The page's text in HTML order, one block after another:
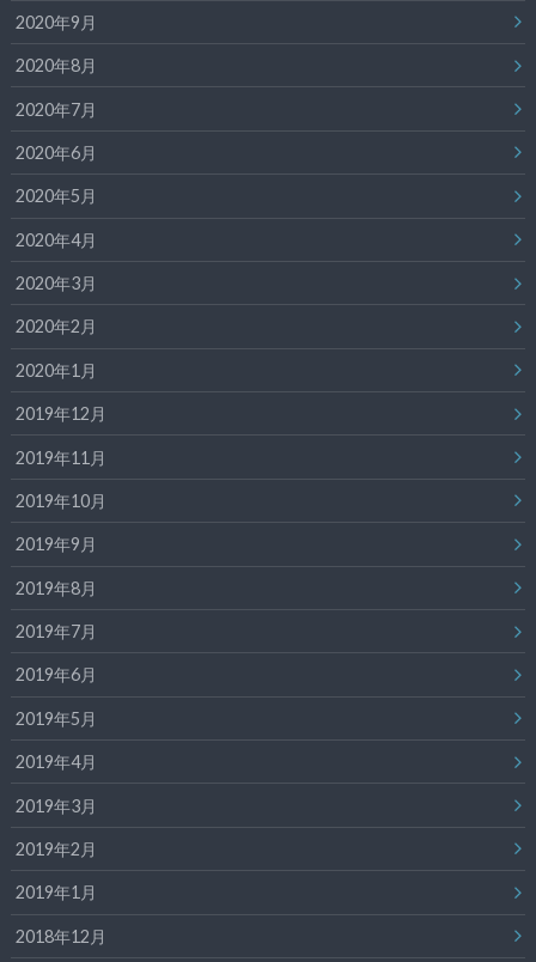
2020年9月
2020年8月
2020年7月
2020年6月
2020年5月
2020年4月
2020年3月
2020年2月
2020年1月
2019年12月
2019年11月
2019年10月
2019年9月
2019年8月
2019年7月
2019年6月
2019年5月
2019年4月
2019年3月
2019年2月
2019年1月
2018年12月